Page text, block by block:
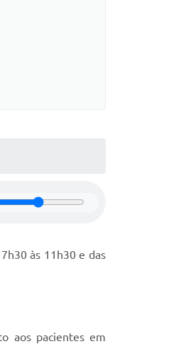
às 11h30 e das
aos pacientes em